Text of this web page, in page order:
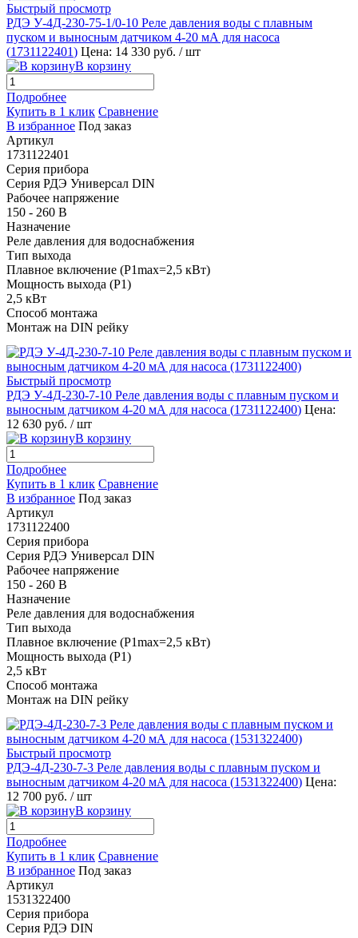
Быстрый просмотр
РДЭ У-4Д-230-75-1/0-10 Реле давления воды с плавным
пуском и выносным датчиком 4-20 мА для насоса
(1731122401) Цена: 14 330 руб. / шт
В корзину
Подробнее
Купить в 1 клик Сравнение
В избранное Под заказ
Артикул
1731122401
Серия прибора
Серия РДЭ Универсал DIN
Рабочее напряжение
150 - 260 В
Назначение
Реле давления для водоснабжения
Тип выхода
Плавное включение (P1max=2,5 кВт)
Мощность выхода (P1)
2,5 кВт
Способ монтажа
Монтаж на DIN рейку
Быстрый просмотр
РДЭ У-4Д-230-7-10 Реле давления воды с плавным пуском и
выносным датчиком 4-20 мА для насоса (1731122400) Цена:
12 630 руб. / шт
В корзину
Подробнее
Купить в 1 клик Сравнение
В избранное Под заказ
Артикул
1731122400
Серия прибора
Серия РДЭ Универсал DIN
Рабочее напряжение
150 - 260 В
Назначение
Реле давления для водоснабжения
Тип выхода
Плавное включение (P1max=2,5 кВт)
Мощность выхода (P1)
2,5 кВт
Способ монтажа
Монтаж на DIN рейку
Быстрый просмотр
РДЭ-4Д-230-7-3 Реле давления воды с плавным пуском и
выносным датчиком 4-20 мА для насоса (1531322400) Цена:
12 700 руб. / шт
В корзину
Подробнее
Купить в 1 клик Сравнение
В избранное Под заказ
Артикул
1531322400
Серия прибора
Серия РДЭ DIN